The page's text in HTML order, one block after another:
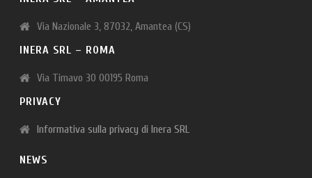
Via Nazionale 3, 87032, Amantea (CS)
INERA SRL – ROMA
Via Timavo 30 00195 Roma
PRIVACY
Informativa sulla privacy di Inera SRL
NEWS